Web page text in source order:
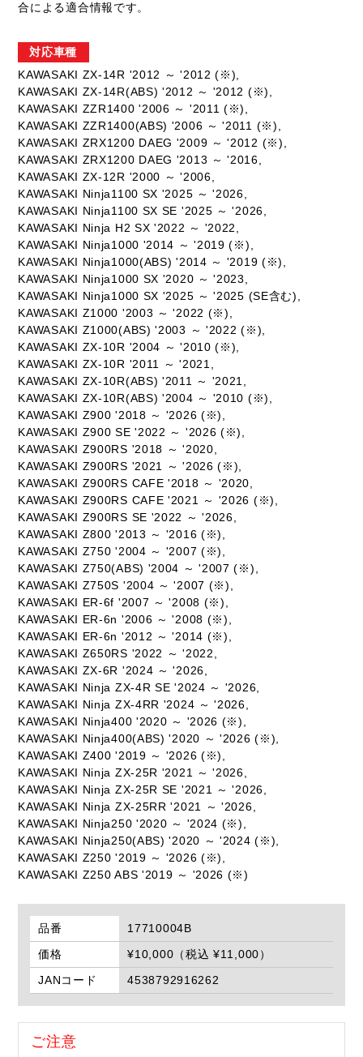
合による適合情報です。
対応車種
KAWASAKI ZX-14R '2012 ～ '2012 (※),
KAWASAKI ZX-14R(ABS) '2012 ～ '2012 (※),
KAWASAKI ZZR1400 '2006 ～ '2011 (※),
KAWASAKI ZZR1400(ABS) '2006 ～ '2011 (※),
KAWASAKI ZRX1200 DAEG '2009 ～ '2012 (※),
KAWASAKI ZRX1200 DAEG '2013 ～ '2016,
KAWASAKI ZX-12R '2000 ～ '2006,
KAWASAKI Ninja1100 SX '2025 ～ '2026,
KAWASAKI Ninja1100 SX SE '2025 ～ '2026,
KAWASAKI Ninja H2 SX '2022 ～ '2022,
KAWASAKI Ninja1000 '2014 ～ '2019 (※),
KAWASAKI Ninja1000(ABS) '2014 ～ '2019 (※),
KAWASAKI Ninja1000 SX '2020 ～ '2023,
KAWASAKI Ninja1000 SX '2025 ～ '2025 (SE含む),
KAWASAKI Z1000 '2003 ～ '2022 (※),
KAWASAKI Z1000(ABS) '2003 ～ '2022 (※),
KAWASAKI ZX-10R '2004 ～ '2010 (※),
KAWASAKI ZX-10R '2011 ～ '2021,
KAWASAKI ZX-10R(ABS) '2011 ～ '2021,
KAWASAKI ZX-10R(ABS) '2004 ～ '2010 (※),
KAWASAKI Z900 '2018 ～ '2026 (※),
KAWASAKI Z900 SE '2022 ～ '2026 (※),
KAWASAKI Z900RS '2018 ～ '2020,
KAWASAKI Z900RS '2021 ～ '2026 (※),
KAWASAKI Z900RS CAFE '2018 ～ '2020,
KAWASAKI Z900RS CAFE '2021 ～ '2026 (※),
KAWASAKI Z900RS SE '2022 ～ '2026,
KAWASAKI Z800 '2013 ～ '2016 (※),
KAWASAKI Z750 '2004 ～ '2007 (※),
KAWASAKI Z750(ABS) '2004 ～ '2007 (※),
KAWASAKI Z750S '2004 ～ '2007 (※),
KAWASAKI ER-6f '2007 ～ '2008 (※),
KAWASAKI ER-6n '2006 ～ '2008 (※),
KAWASAKI ER-6n '2012 ～ '2014 (※),
KAWASAKI Z650RS '2022 ～ '2022,
KAWASAKI ZX-6R '2024 ～ '2026,
KAWASAKI Ninja ZX-4R SE '2024 ～ '2026,
KAWASAKI Ninja ZX-4RR '2024 ～ '2026,
KAWASAKI Ninja400 '2020 ～ '2026 (※),
KAWASAKI Ninja400(ABS) '2020 ～ '2026 (※),
KAWASAKI Z400 '2019 ～ '2026 (※),
KAWASAKI Ninja ZX-25R '2021 ～ '2026,
KAWASAKI Ninja ZX-25R SE '2021 ～ '2026,
KAWASAKI Ninja ZX-25RR '2021 ～ '2026,
KAWASAKI Ninja250 '2020 ～ '2024 (※),
KAWASAKI Ninja250(ABS) '2020 ～ '2024 (※),
KAWASAKI Z250 '2019 ～ '2026 (※),
KAWASAKI Z250 ABS '2019 ～ '2026 (※)
品番
17710004B
価格
¥10,000（税込 ¥11,000）
JANコード
4538792916262
ご注意